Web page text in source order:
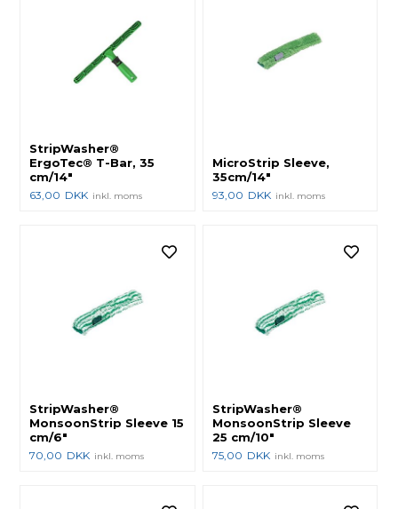
StripWasher®
ErgoTec® T-Bar, 35
cm/14"
63,00 DKK inkl. moms
MicroStrip Sleeve,
35cm/14"
93,00 DKK inkl. moms
StripWasher®
MonsoonStrip Sleeve 15
cm/6"
70,00 DKK inkl. moms
StripWasher®
MonsoonStrip Sleeve
25 cm/10"
75,00 DKK inkl. moms